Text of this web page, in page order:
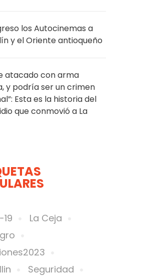
los Autocinemas a
y el Oriente antioqueño
atacado con arma
y podría ser un crimen
Esta es la historia del
que conmovió a La
La Ceja
Seguridad